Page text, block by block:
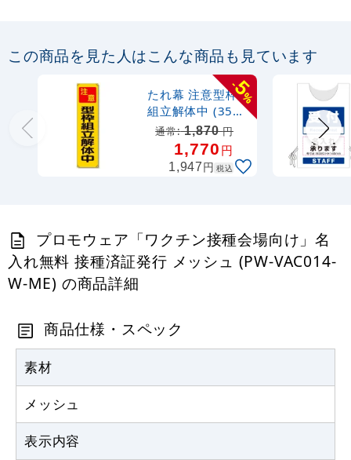
この商品を見た人はこんな商品も見ています
-
5
%
たれ幕 注意型枠
組立解体中 (353-
13)
通常:1,870円
1,770円
1,947円 税込
プロモウェア「ワクチン接種会場向け」名
入れ無料 接種済証発行 メッシュ (PW-VAC014-
W-ME) の商品詳細
商品仕様・スペック
素材
メッシュ
表示内容